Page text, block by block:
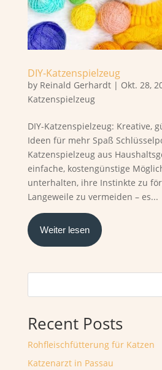
DIY-Katzenspielzeug
by Reinald Gerhardt| Okt. 28,
Katzenspielzeug
DIY-Katzenspielzeug: Kreative,
Ideen für mehr Spaß
Katzenspielzeug aus
einfache, kostengünstige
unterhalten, ihre Instinkte zu
Langeweile zu vermeiden – es...
Weiter lesen
Recent Posts
Rohfleischfütterung für Katzen
Katzenarzt in Passau